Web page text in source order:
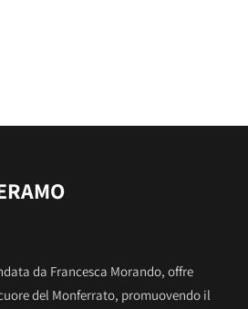
da Francesca Morando, offre
del Monferrato, promuovendo il